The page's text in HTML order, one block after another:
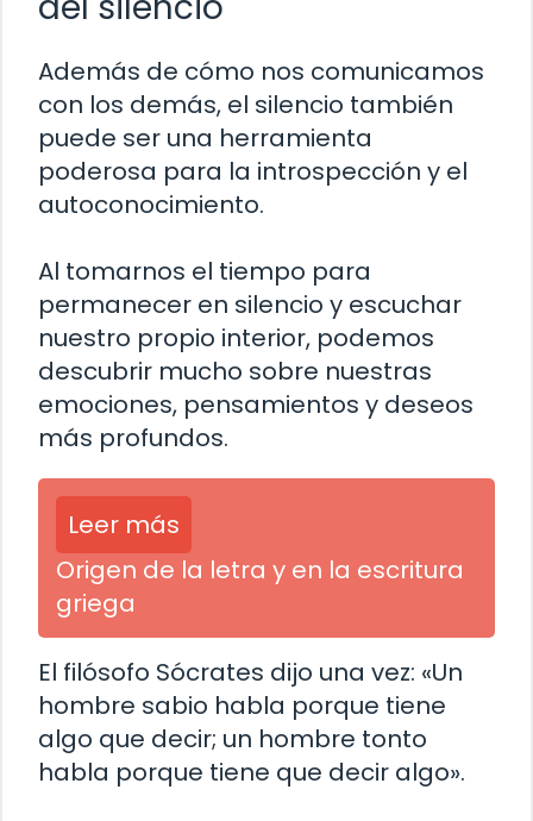
Además de cómo nos comunicamos
con los demás, el silencio también
puede ser una herramienta
poderosa para la introspección y el
autoconocimiento.
Al tomarnos el tiempo para
permanecer en silencio y escuchar
nuestro propio interior, podemos
descubrir mucho sobre nuestras
emociones, pensamientos y deseos
más profundos.
Leer más
Origen de la letra y en la escritura
griega
El filósofo Sócrates dijo una vez: «Un
hombre sabio habla porque tiene
algo que decir; un hombre tonto
habla porque tiene que decir algo».